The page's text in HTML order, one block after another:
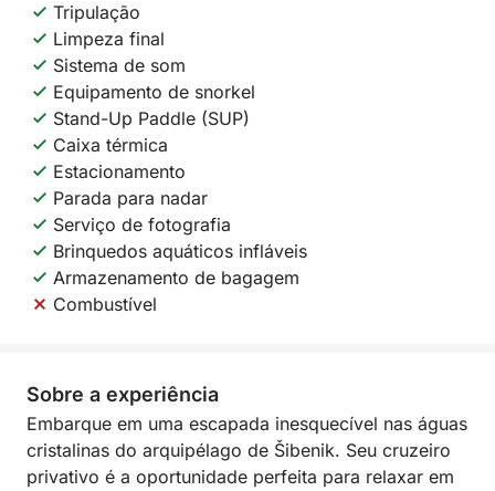
Tripulação
Limpeza final
Sistema de som
Equipamento de snorkel
Stand-Up Paddle (SUP)
Caixa térmica
Estacionamento
Parada para nadar
Serviço de fotografia
Brinquedos aquáticos infláveis
Armazenamento de bagagem
Combustível
Sobre a experiência
Embarque em uma escapada inesquecível nas águas
cristalinas do arquipélago de Šibenik. Seu cruzeiro
privativo é a oportunidade perfeita para relaxar em